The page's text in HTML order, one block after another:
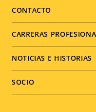
menu
CONTACTO
CARRERAS
NOTICIAS E HISTORIAS
SOCIO